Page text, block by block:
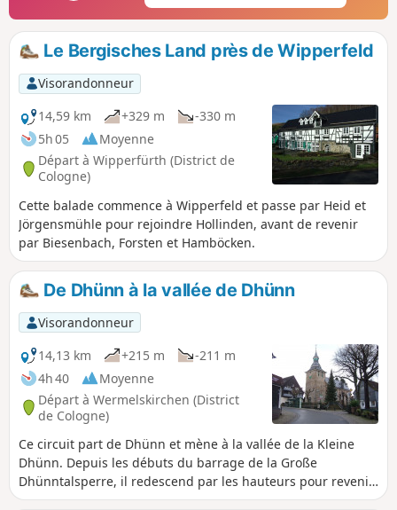
Le Bergisches Land près de Wipperfeld
Visorandonneur
14,59 km
+329 m
-330 m
5h 05
Moyenne
Départ à Wipperfürth (District de
Cologne)
Cette balade commence à Wipperfeld et passe par Heid et
Jörgensmühle pour rejoindre Hollinden, avant de revenir
par Biesenbach, Forsten et Hamböcken.
De Dhünn à la vallée de Dhünn
Visorandonneur
14,13 km
+215 m
-211 m
4h 40
Moyenne
Départ à Wermelskirchen (District
de Cologne)
Ce circuit part de Dhünn et mène à la vallée de la Kleine
Dhünn. Depuis les débuts du barrage de la Große
Dhünntalsperre, il redescend par les hauteurs pour revenir
à Dhünn.